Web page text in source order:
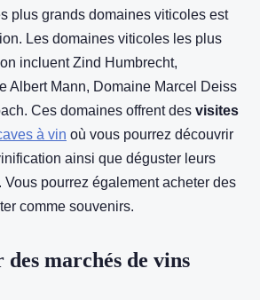
plus grands domaines viticoles est
Les domaines viticoles les plus
incluent Zind Humbrecht,
Albert Mann, Domaine Marcel Deiss
Ces domaines offrent des visites
à vin où vous pourrez découvrir
ainsi que déguster leurs
Vous pourrez également acheter des
comme souvenirs.
marchés de vins